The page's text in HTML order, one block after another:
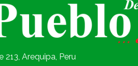
213, Arequipa, Peru